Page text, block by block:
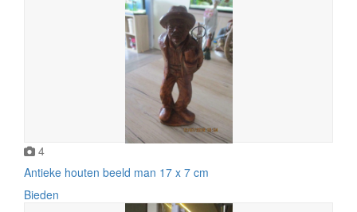
4
Antieke houten beeld man 17 x 7 cm
Bieden